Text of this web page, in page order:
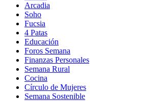
Arcadia
Soho
in
new
window
Fucsia
in
new
window
4 Patas
Educación
Foros Semana
Finanzas Personales
Semana Rural
Cocina
Círculo de Mujeres
Semana Sostenible